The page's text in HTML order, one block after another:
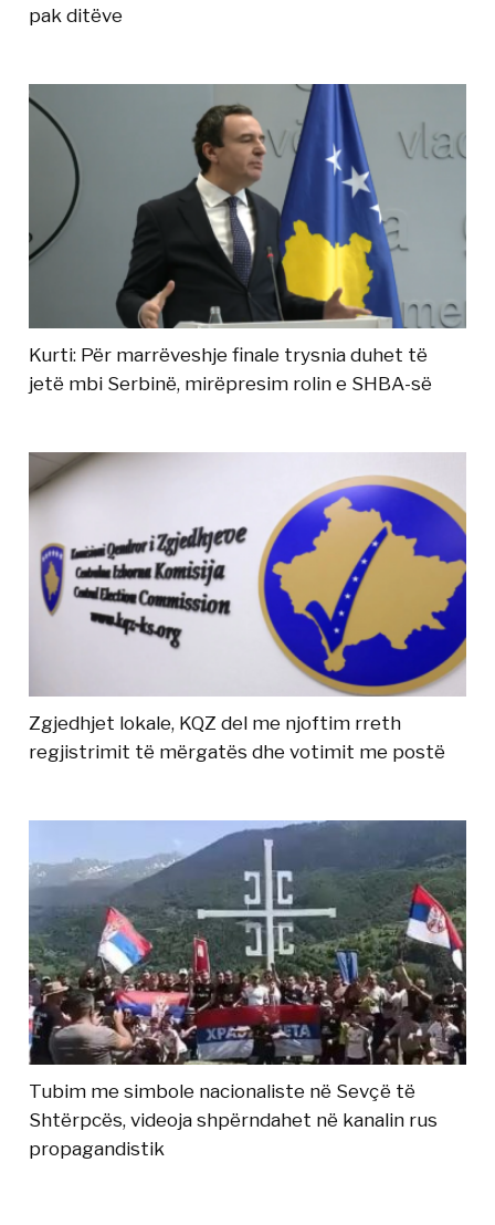
pak ditëve
Kurti: Për marrëveshje finale trysnia duhet të
jetë mbi Serbinë, mirëpresim rolin e SHBA-së
Zgjedhjet lokale, KQZ del me njoftim rreth
regjistrimit të mërgatës dhe votimit me postë
Tubim me simbole nacionaliste në Sevçë të
Shtërpcës, videoja shpërndahet në kanalin rus
propagandistik